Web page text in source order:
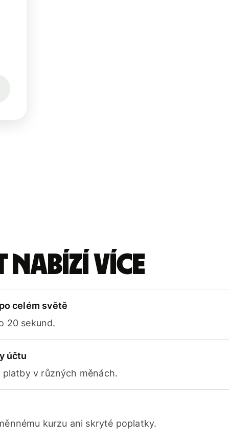
nabízí více
celém světě
20 sekund.
účtu
platby v různých měnách.
kurzu ani skryté poplatky.